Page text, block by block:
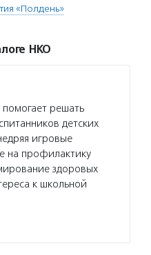
«Полдень»
НКО
решать
детских
игровые
на профилактику
здоровых
к школьной